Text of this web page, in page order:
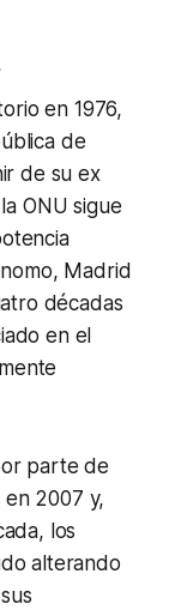
en 1976,
de
de su ex
ONU sigue
Madrid
décadas
en el
parte de
2007 y,
los
alterando